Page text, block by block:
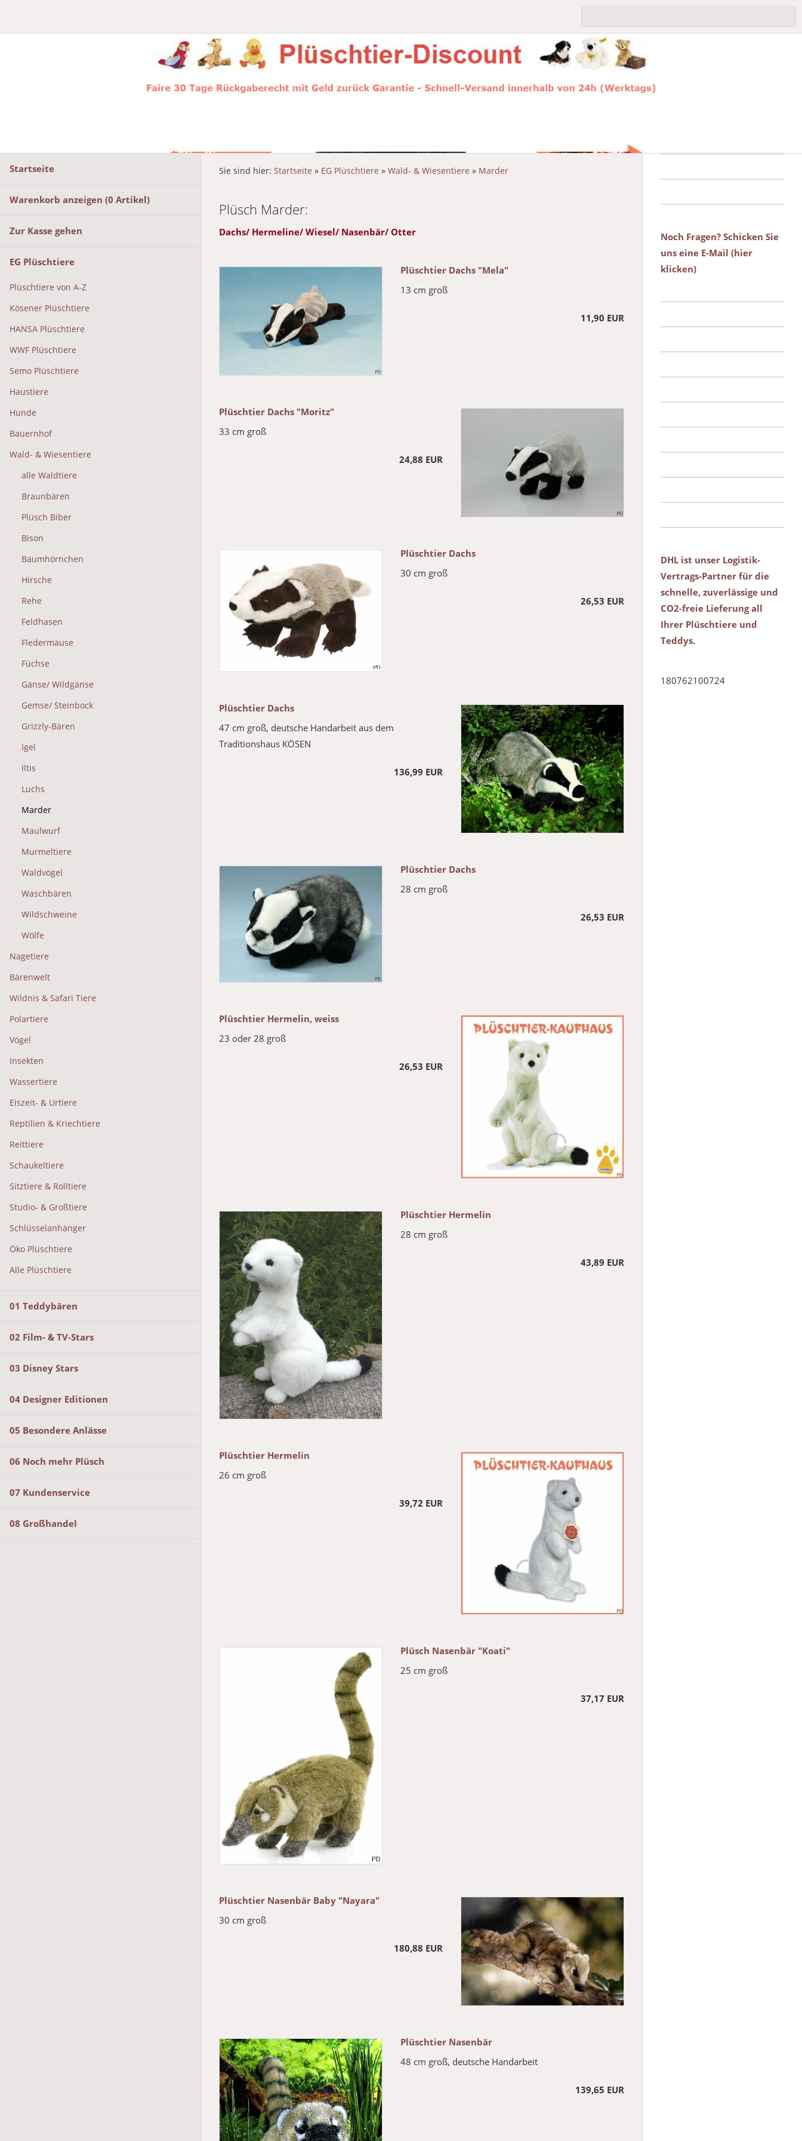
Startseite
Warenkorb anzeigen (0 Artikel)
Zur Kasse gehen
EG Plüschtiere
Plüschtiere von A-Z
Kösener Plüschtiere
HANSA Plüschtiere
WWF Plüschtiere
Semo Plüschtiere
Haustiere
Hunde
Bauernhof
Wald- & Wiesentiere
alle Waldtiere
Braunbären
Plüsch Biber
Bison
Baumhörnchen
Hirsche
Rehe
Feldhasen
Fledermäuse
Füchse
Gänse/ Wildgänse
Gemse/ Steinbock
Grizzly-Bären
Igel
Iltis
Luchs
Marder
Maulwurf
Murmeltiere
Waldvögel
Waschbären
Wildschweine
Wölfe
Nagetiere
Bärenwelt
Wildnis & Safari Tiere
Polartiere
Vögel
Insekten
Wassertiere
Eiszeit- & Urtiere
Reptilien & Kriechtiere
Reittiere
Schaukeltiere
Sitztiere & Rolltiere
Studio- & Großtiere
Schlüsselanhänger
Öko Plüschtiere
Alle Plüschtiere
01 Teddybären
02 Film- & TV-Stars
03 Disney Stars
04 Designer Editionen
05 Besondere Anlässe
06 Noch mehr Plüsch
07 Kundenservice
08 Großhandel
Sie sind hier: Startseite » EG Plüschtiere » Wald- & Wiesentiere » Marder
Plüsch Marder:
Dachs/ Hermeline/ Wiesel/ Nasenbär/ Otter
Plüschtier Dachs "Mela"
13 cm groß
11,90 EUR
Plüschtier Dachs "Moritz"
33 cm groß
24,88 EUR
Plüschtier Dachs
30 cm groß
26,53 EUR
Plüschtier Dachs
47 cm groß, deutsche Handarbeit aus dem
Traditionshaus KÖSEN
136,99 EUR
Plüschtier Dachs
28 cm groß
26,53 EUR
Plüschtier Hermelin, weiss
23 oder 28 groß
26,53 EUR
Plüschtier Hermelin
28 cm groß
43,89 EUR
Plüschtier Hermelin
26 cm groß
39,72 EUR
Plüsch Nasenbär "Koati"
25 cm groß
37,17 EUR
Plüschtier Nasenbär Baby "Nayara"
30 cm groß
180,88 EUR
Plüschtier Nasenbär
48 cm groß, deutsche Handarbeit
139,65 EUR
Noch Fragen? Schicken Sie
uns eine E-Mail (hier
klicken)
DHL ist unser Logistik-
Vertrags-Partner für die
schnelle, zuverlässige und
CO2-freie Lieferung all
Ihrer Plüschtiere und
Teddys.
180762100724